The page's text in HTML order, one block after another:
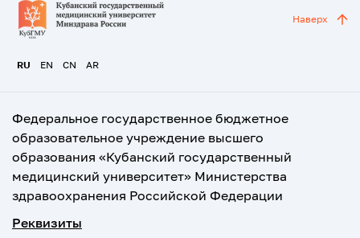
RU EN CN AR
Наверх
Федеральное государственное бюджетное
образовательное учреждение высшего
образования «Кубанский государственный
медицинский университет» Министерства
здравоохранения Российской Федерации
Реквизиты